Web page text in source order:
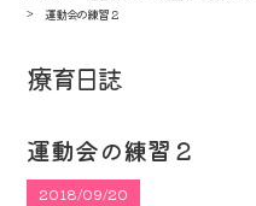
運動会の練習２
療育日誌
運動会の練習２
2018/09/20